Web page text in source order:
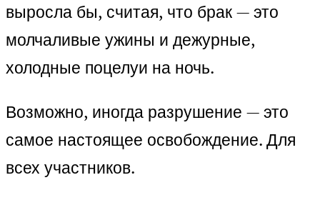
выросла бы, считая, что брак — это
молчаливые ужины и дежурные,
холодные поцелуи на ночь.
Возможно, иногда разрушение — это
самое настоящее освобождение. Для
всех участников.